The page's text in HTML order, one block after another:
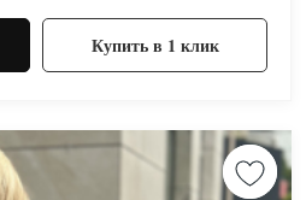
Купить в 1 клик